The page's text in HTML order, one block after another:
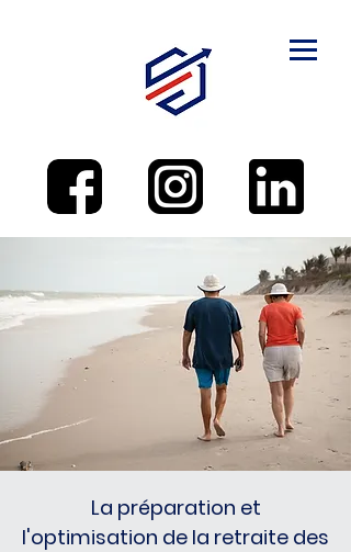
La préparation et
l'optimisation de la retraite des